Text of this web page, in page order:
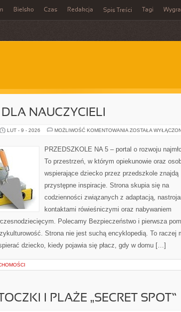
Bielsko Czas Redakcja Spis Treści Tagi
DLA NAUCZYCIELI
LUT - 9 - 2026 MOŻLIWOŚĆ KOMENTOWANIA INSPIRACJE
ZOSTAŁA
PRZEDSZKOLE NA 5 – portal o rozwoju
To przestrzeń, w którym opiekunowie oraz
wspierające dziecko przez przedszkole znajdą
przystępne inspiracje. Strona skupia się na
codzienności związanych z adaptacją,
kontaktami rówieśniczymi oraz nabywaniem
Polecamy Bezpieczeństwo i pierwsza
Strona nie jest suchą encyklopedią. To raczej
dziecko, kiedy pojawia się płacz, gdy w domu […]
I PLAŻE „SECRET SPOT”